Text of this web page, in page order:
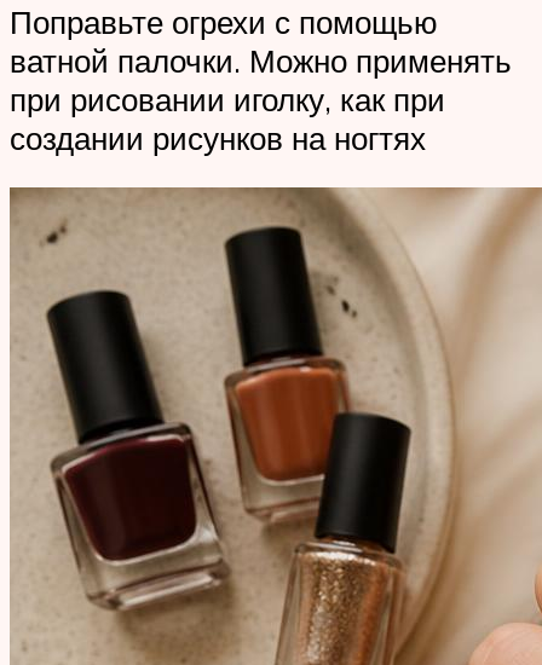
Поправьте огрехи с помощью
ватной палочки. Можно применять
при рисовании иголку, как при
создании рисунков на ногтях